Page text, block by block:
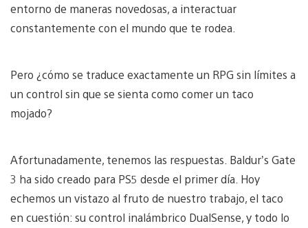
entorno de maneras novedosas, a interactuar
constantemente con el mundo que te rodea.
Pero ¿cómo se traduce exactamente un RPG sin límites a
un control sin que se sienta como comer un taco
mojado?
Afortunadamente, tenemos las respuestas. Baldur’s Gate
3 ha sido creado para PS5 desde el primer día. Hoy
echemos un vistazo al fruto de nuestro trabajo, el taco
en cuestión: su control inalámbrico DualSense, y todo lo